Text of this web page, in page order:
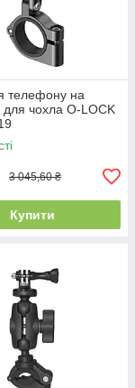
телефону на
для чохла O-LOCK
3 045,60 ₴
Купити